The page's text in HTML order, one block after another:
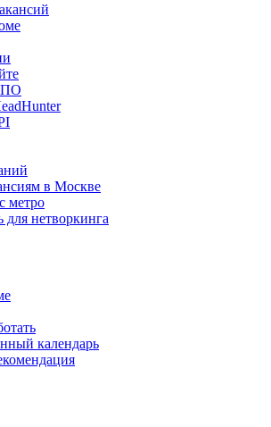
ПО
в Москве
метро
для нетворкинга
календарь